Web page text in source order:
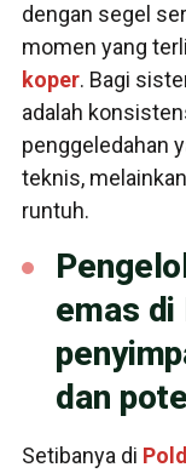
dengan segel
momen yang
koper. Bagi
adalah
penggeledahan
teknis,
runtuh.
emas
dan
Setibanya di